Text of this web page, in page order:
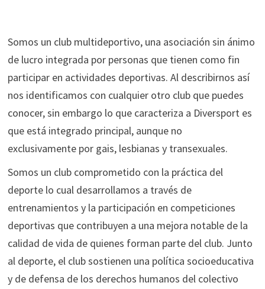
Somos un club multideportivo, una asociación sin ánimo
de lucro integrada por personas que tienen como fin
participar en actividades deportivas. Al describirnos así
nos identificamos con cualquier otro club que puedes
conocer, sin embargo lo que caracteriza a Diversport es
que está integrado principal, aunque no
exclusivamente por gais, lesbianas y transexuales.
Somos un club comprometido con la práctica del
deporte lo cual desarrollamos a través de
entrenamientos y la participación en competiciones
deportivas que contribuyen a una mejora notable de la
calidad de vida de quienes forman parte del club. Junto
al deporte, el club sostienen una política socioeducativa
y de defensa de los derechos humanos del colectivo